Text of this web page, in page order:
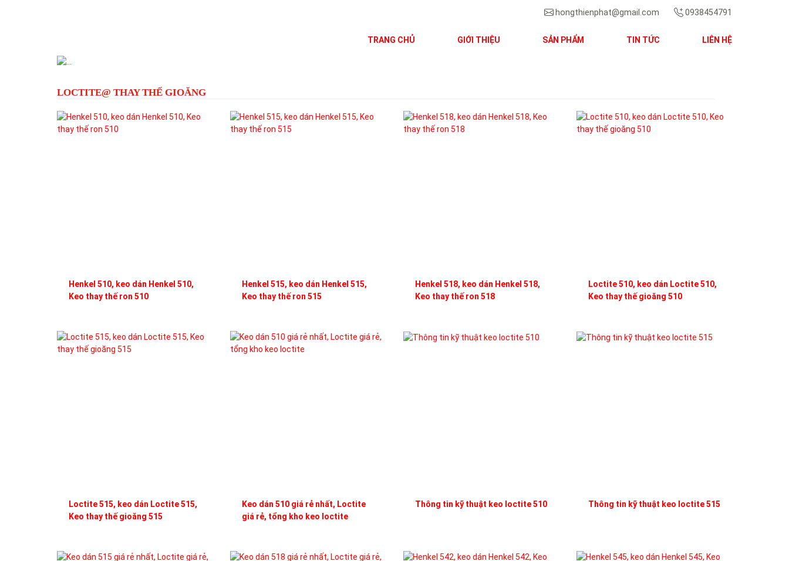
hongthienphat@gmail.com 0938454791
TRANG CHỦ GIỚI THIỆU SẢN PHẨM TIN TỨC LIÊN HỆ
LOCTITE@ THAY THẾ GIOĂNG
Henkel 510, keo dán Henkel 510,
Keo thay thế ron 510
Henkel 515, keo dán Henkel 515,
Keo thay thế ron 515
Henkel 518, keo dán Henkel 518,
Keo thay thế ron 518
Loctite 510, keo dán Loctite 510,
Keo thay thế gioăng 510
Loctite 515, keo dán Loctite 515,
Keo thay thế gioăng 515
Keo dán 510 giá rẻ nhất, Loctite
giá rẻ, tổng kho keo loctite
Thông tin kỹ thuật keo loctite 510 Thông tin kỹ thuật keo loctite 515